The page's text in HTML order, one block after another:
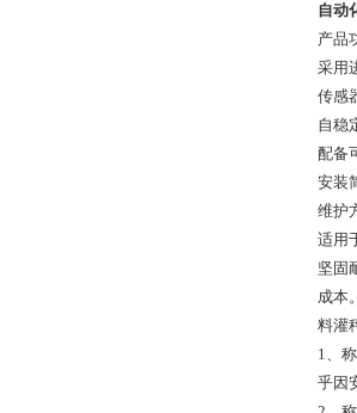
自动
产品
采用
传感
自稳
配备
安装
维护
适用
坚固
成本。
料灌
1、
乎因